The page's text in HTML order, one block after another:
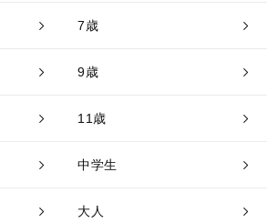
7歳
9歳
11歳
中学生
大人